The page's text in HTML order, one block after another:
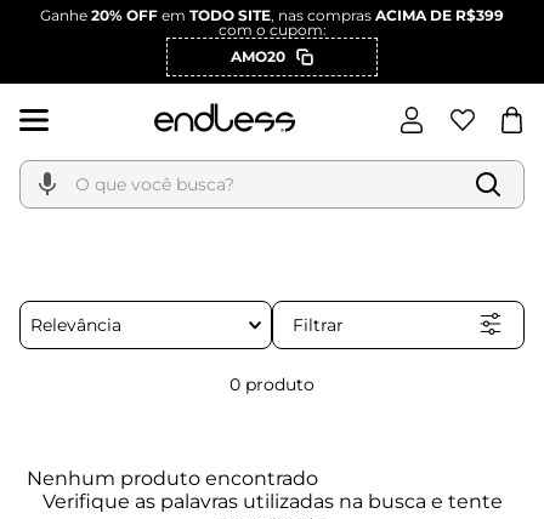
Ganhe 20% OFF em TODO SITE, nas compras ACIMA DE R$399
com o cupom:
AMO20
O que você busca?
Relevância Filtrar
0 produto
Nenhum produto encontrado